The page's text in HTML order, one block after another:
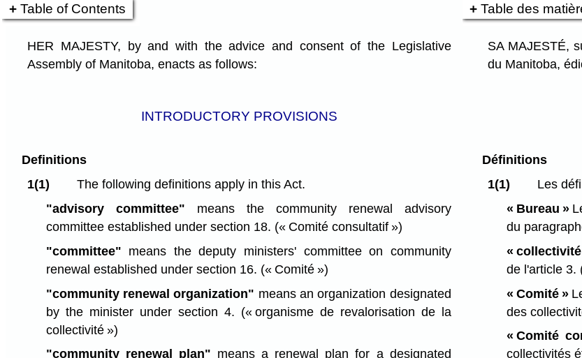
Table of Contents Table des
HER MAJESTY, by and with the advice and consent of the Legislative
Assembly of Manitoba, enacts as follows:
SA MAJESTÉ,
du Manitoba,
INTRODUCTORY PROVISIONS
Definitions
1(1)
The following definitions apply in this Act.
"advisory committee" means the community renewal advisory
committee established under section 18. (« Comité consultatif »)
"committee" means the deputy ministers' committee on community
renewal established under section 16. (« Comité »)
"community renewal organization" means an organization designated
by the minister under section 4. (« organisme de revalorisation de la
collectivité »)
"community renewal plan" means a renewal plan for a designated
Définitions
1(1)
Les
« Bureau »
du
«
de l'article 3.
« Comité »
des
« Comité
collectivités